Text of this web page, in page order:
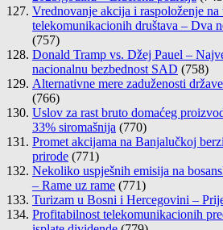
Vrednovanje akcija i raspoloženje na
telekomunikacionih društava – Dva
(757)
Donald Tramp vs. Džej Pauel –
nacionalnu bezbednost SAD (758)
Alternativne mere zaduženosti
(766)
Uslov za rast bruto domaćeg
33% siromašnija (770)
Promet akcijama na Banjalučkoj
prirode (771)
Nekoliko uspješnih emisija na
– Rame uz rame (771)
Turizam u Bosni i Hercegovini –
Profitabilnost telekomunikacionih